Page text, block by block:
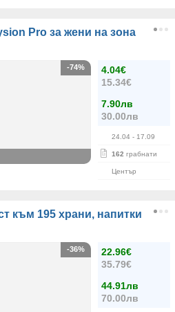
Pro за жени на зона
4.04€
15.34€
7.90лв
30.00лв
24.04 - 17.09
162 грабнати
Център
-74%
към 195 храни, напитки
22.96€
35.79€
44.91лв
70.00лв
-36%